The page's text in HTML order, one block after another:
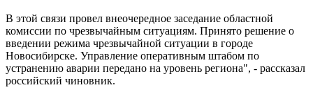
В этой связи провел внеочередное заседание областной
комиссии по чрезвычайным ситуациям. Принято решение о
введении режима чрезвычайной ситуации в городе
Новосибирске. Управление оперативным штабом по
устранению аварии передано на уровень региона", - рассказал
российский чиновник.